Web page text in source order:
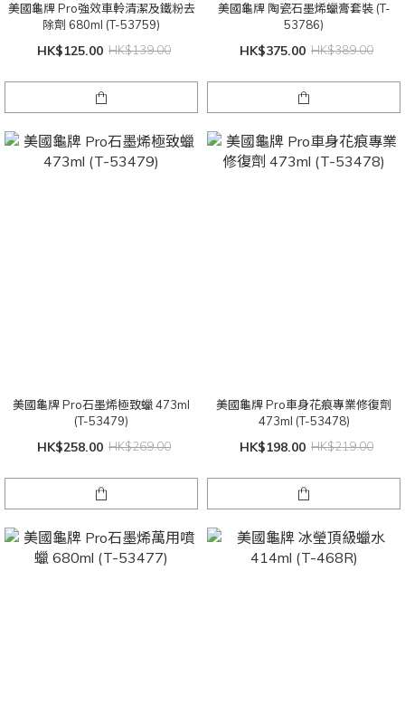
美國龜牌 Pro強效車軨清潔及鐵粉去
除劑 680ml (T-53759)
HK$125.00 HK$139.00
美國龜牌 陶瓷石墨烯蠟膏套裝 (T-
53786)
HK$375.00 HK$389.00
美國龜牌 Pro石墨烯極致蠟 473ml
(T-53479)
HK$258.00 HK$269.00
美國龜牌 Pro車身花痕專業修復劑
473ml (T-53478)
HK$198.00 HK$219.00